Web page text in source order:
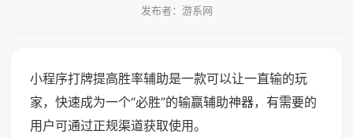
发布者：游系网
小程序打牌提高胜率辅助是一款可以让一直输的玩
家，快速成为一个“必胜”的输赢辅助神器，有需要的
用户可通过正规渠道获取使用。